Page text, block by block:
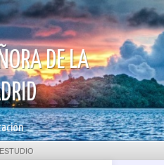
DE LA